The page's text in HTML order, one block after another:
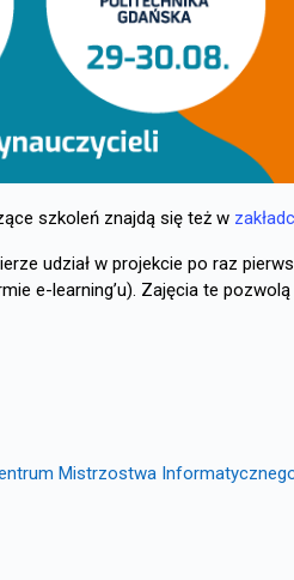
szkoleń znajdą się też w
udział w projekcie po raz
e-learning’u). Zajęcia te
Mistrzostwa